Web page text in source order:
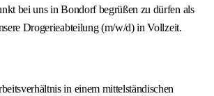
bei uns in Bondorf begrüßen zu dürfen als
Drogerieabteilung (m/w/d) in Vollzeit.
in einem mittelständischen